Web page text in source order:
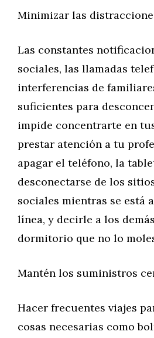
Minimizar las
Las constantes
sociales, las llamadas
interferencias de
suficientes para
impide concentrarte en
prestar atención a tu
apagar el teléfono, la
desconectarse de los
sociales mientras se está
línea, y decirle a los
dormitorio que no lo
Mantén los suministros
Hacer frecuentes viajes
cosas necesarias como